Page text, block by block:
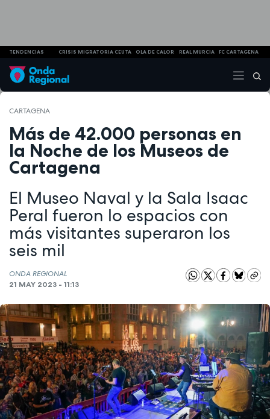
TENDENCIAS CRISIS MIGRATORIA CEUTA OLA DE CALOR REAL MURCIA FC CARTAGENA
CARTAGENA
Más de 42.000 personas en
la Noche de los Museos de
Cartagena
El Museo Naval y la Sala Isaac
Peral fueron lo espacios con
más visitantes superaron los
seis mil
ONDA REGIONAL
21 MAY 2023 - 11:13